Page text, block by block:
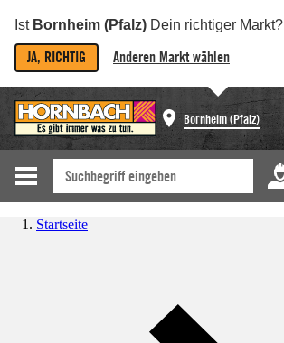
Ist Bornheim (Pfalz) Dein richtiger Markt?
JA, RICHTIG Anderen Markt wählen
Bornheim (Pfalz)
Startseite